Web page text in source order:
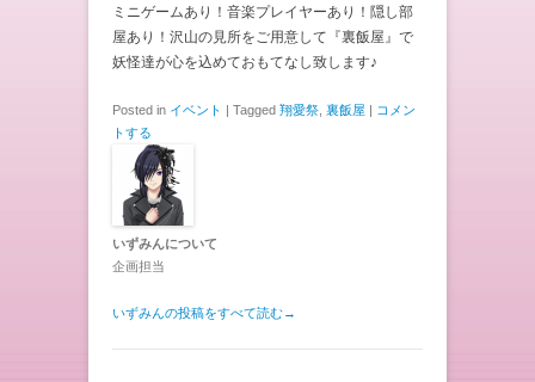
ミニゲームあり！音楽プレイヤーあり！隠し部
屋あり！沢山の見所をご用意して『裏飯屋』で
妖怪達が心を込めておもてなし致します♪
Posted in イベント | Tagged 翔愛祭 裏飯屋 | コメン
トする
いずみんについて
企画担当
いずみんの投稿をすべて読む→